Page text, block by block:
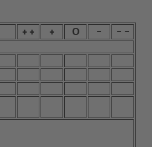
+ + + Ο – – –